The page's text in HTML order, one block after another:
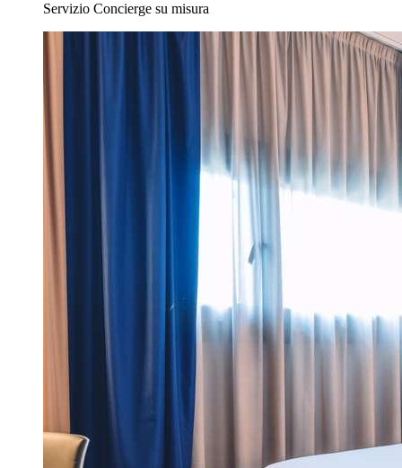
Servizio Concierge su misura